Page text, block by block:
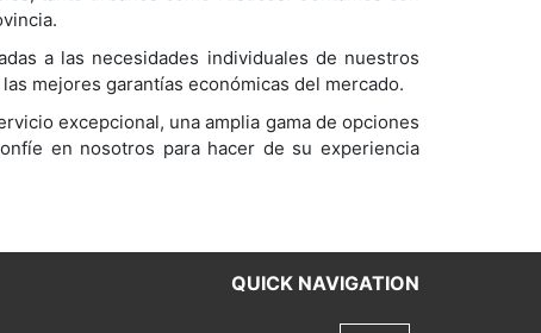
a las necesidades individuales de nuestros
mejores garantías económicas del mercado.
excepcional, una amplia gama de opciones
en nosotros para hacer de su experiencia
QUICK NAVIGATION